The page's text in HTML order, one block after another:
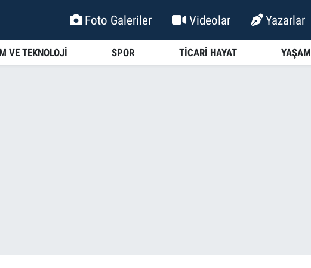
Foto Galeriler Videolar Yazarlar
VE TEKNOLOJİ SPOR TİCARİ HAYAT YAŞAM